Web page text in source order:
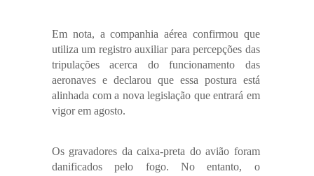
Em nota, a companhia aérea confirmou que
utiliza um registro auxiliar para percepções das
tripulações acerca do funcionamento das
aeronaves e declarou que essa postura está
alinhada com a nova legislação que entrará em
vigor em agosto.
Os gravadores da caixa-preta do avião foram
danificados pelo fogo. No entanto, o